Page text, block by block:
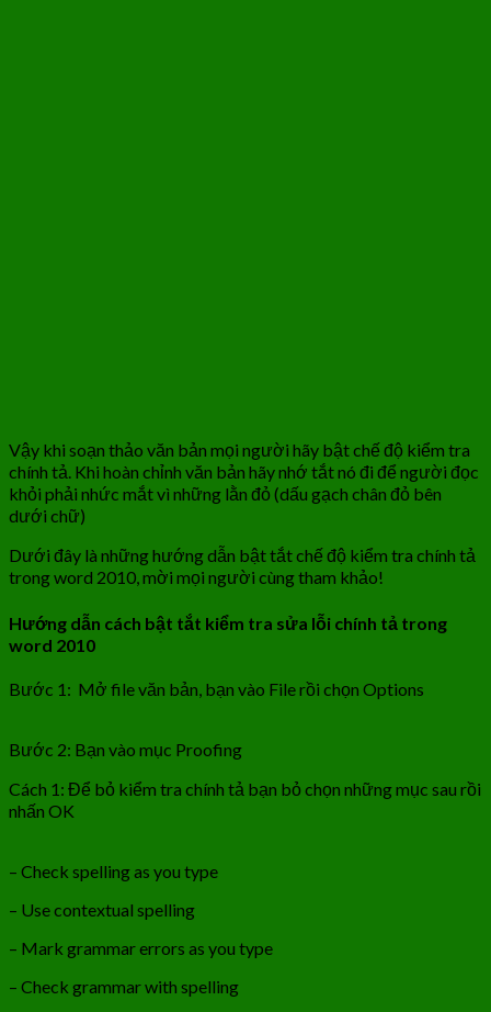
Vậy khi soạn thảo văn bản mọi người hãy bật chế độ kiểm tra
chính tả. Khi hoàn chỉnh văn bản hãy nhớ tắt nó đi để người đọc
khỏi phải nhức mắt vì những lằn đỏ (dấu gạch chân đỏ bên
dưới chữ)
Dưới đây là những hướng dẫn bật tắt chế độ kiểm tra chính tả
trong word 2010, mời mọi người cùng tham khảo!
Hướng dẫn cách bật tắt kiểm tra sửa lỗi chính tả trong
word 2010
Bước 1: Mở file văn bản, bạn vào File rồi chọn Options
Bước 2: Bạn vào mục Proofing
Cách 1: Để bỏ kiểm tra chính tả bạn bỏ chọn những mục sau rồi
nhấn OK
– Check spelling as you type
– Use contextual spelling
– Mark grammar errors as you type
– Check grammar with spelling